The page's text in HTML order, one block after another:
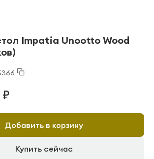
Impatia Unootto Wood
Добавить в корзину
Купить сейчас